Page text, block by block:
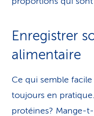
Enregistrer
alimentaire
Ce qui semble
toujours en
protéines? Mange-